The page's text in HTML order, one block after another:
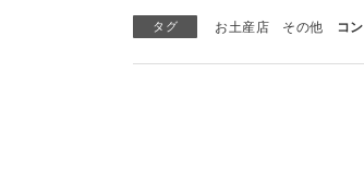
タグ お土産店 その他 コ